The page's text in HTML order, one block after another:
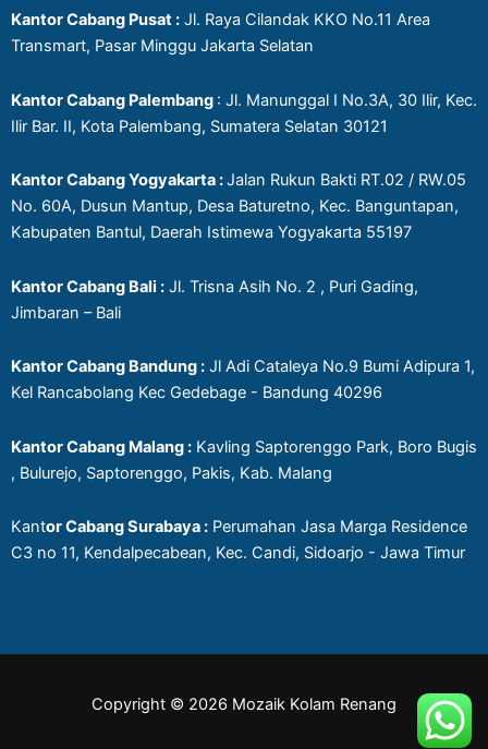
Kantor Cabang Pusat : Jl. Raya Cilandak KKO No.11 Area
Transmart, Pasar Minggu Jakarta Selatan
Kantor Cabang Palembang : Jl. Manunggal I No.3A, 30 Ilir, Kec.
Ilir Bar. II, Kota Palembang, Sumatera Selatan 30121
Kantor Cabang Yogyakarta :Jalan Rukun Bakti RT.02 / RW.05
No. 60A, Dusun Mantup, Desa Baturetno, Kec. Banguntapan,
Kabupaten Bantul, Daerah Istimewa Yogyakarta 55197
Kantor Cabang Bali : Jl. Trisna Asih No. 2 , Puri Gading,
Jimbaran – Bali
Kantor Cabang Bandung : Jl Adi Cataleya No.9 Bumi Adipura 1,
Kel Rancabolang Kec Gedebage - Bandung 40296
Kantor Cabang Malang : Kavling Saptorenggo Park, Boro Bugis
, Bulurejo, Saptorenggo, Pakis, Kab. Malang
Kantor Cabang Surabaya : Perumahan Jasa Marga Residence
C3 no 11, Kendalpecabean, Kec. Candi, Sidoarjo - Jawa Timur
Copyright © 2026 Mozaik Kolam Renang